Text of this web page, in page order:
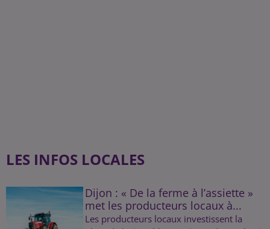
LES INFOS LOCALES
Dijon : « De la ferme à l’assiette »
met les producteurs locaux à...
Les producteurs locaux investissent la